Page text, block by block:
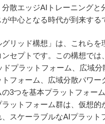
分散エッジAIトレーニングと
中心となる時代が到来する
グリッド構想」は、これらを
ンセプトです。この構想では
ドプラットフォーム、広域分
トフォーム、広域分散パワー
の3つを基本プラットフォー
ラットフォーム群は、仮想的
スケーラブルなAIプラット